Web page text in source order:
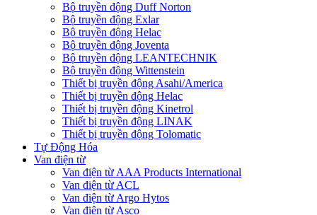
Bộ truyền động Duff Norton
Bộ truyền động Exlar
Bộ truyền động Helac
Bộ truyền động Joventa
Bộ truyền động LEANTECHNIK
Bộ truyền động Wittenstein
Thiết bị truyền động Asahi/America
Thiết bị truyền động Helac
Thiết bị truyền động Kinetrol
Thiết bị truyền động LINAK
Thiết bị truyền động Tolomatic
Tự Động Hóa
Van điện từ
Van điện từ AAA Products International
Van điện từ ACL
Van điện từ Argo Hytos
Van điện từ Asco